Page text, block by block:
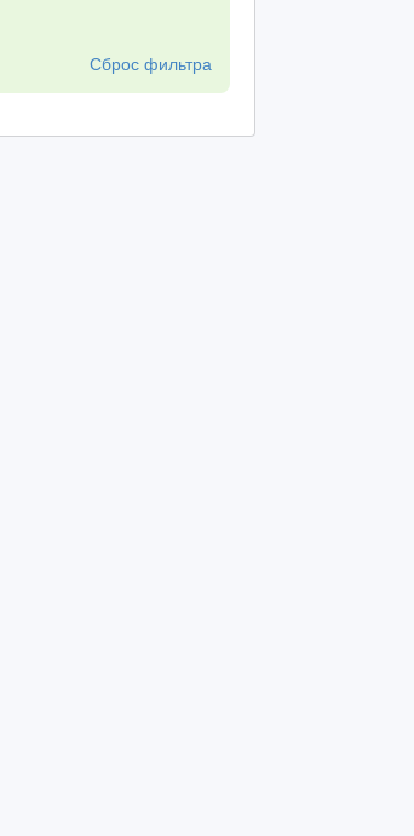
Сброс фильтра